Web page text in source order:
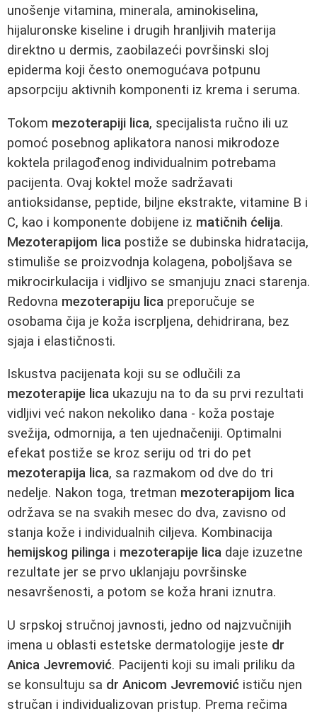
unošenje vitamina, minerala, aminokiselina,
hijaluronske kiseline i drugih hranljivih materija
direktno u dermis, zaobilazeći površinski sloj
epiderma koji često onemogućava potpunu
apsorpciju aktivnih komponenti iz krema i seruma.
Tokom mezoterapiji lica, specijalista ručno ili uz
pomoć posebnog aplikatora nanosi mikrodoze
koktela prilagođenog individualnim potrebama
pacijenta. Ovaj koktel može sadržavati
antioksidanse, peptide, biljne ekstrakte, vitamine B i
C, kao i komponente dobijene iz matičnih ćelija.
Mezoterapijom lica postiže se dubinska hidratacija,
stimuliše se proizvodnja kolagena, poboljšava se
mikrocirkulacija i vidljivo se smanjuju znaci starenja.
Redovna mezoterapiju lica preporučuje se
osobama čija je koža iscrpljena, dehidrirana, bez
sjaja i elastičnosti.
Iskustva pacijenata koji su se odlučili za
mezoterapije lica ukazuju na to da su prvi rezultati
vidljivi već nakon nekoliko dana - koža postaje
svežija, odmornija, a ten ujednačeniji. Optimalni
efekat postiže se kroz seriju od tri do pet
mezoterapija lica, sa razmakom od dve do tri
nedelje. Nakon toga, tretman mezoterapijom lica
održava se na svakih mesec do dva, zavisno od
stanja kože i individualnih ciljeva. Kombinacija
hemijskog pilinga i mezoterapije lica daje izuzetne
rezultate jer se prvo uklanjaju površinske
nesavršenosti, a potom se koža hrani iznutra.
U srpskoj stručnoj javnosti, jedno od najzvučnijih
imena u oblasti estetske dermatologije jeste dr
Anica Jevremović. Pacijenti koji su imali priliku da
se konsultuju sa dr Anicom Jevremović ističu njen
stručan i individualizovan pristup. Prema rečima